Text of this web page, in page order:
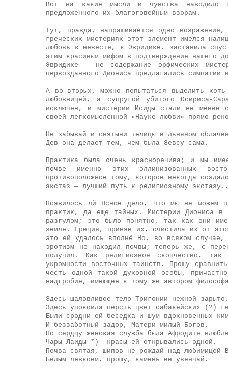
Вот на какие мысли и чувства наводило
предложенного их благоговейным взорам.
Тут, правда, напрашивается одно
греческих мистериях этот элемент имелся
любовь к невесте, к Эвридике, заставила
этим красивым мифом в подтверждение нашего
Эвридике — не содержание орфических
первозданного Диониса предлагались симпатии
А во-вторых, можно попытаться выделить
любовницей, а супругой убитого Осириса-
исключен, и мистерии Исиды стали не менее
своей легкомысленной «Науке любви» прямо
Не забывай и святыни телицы в льняном
Дев она делает тем, чем была Зевсу сама.
Практика была очень красноречива; и мы
почве именно этих эллинизованных
противоположное тому, которое некогда
экстаз — лучший путь к религиозному
Появилось лй Ясное дело, что мы не можем
практик, да еще тайных. Мистерии Диониса в
разгулом; это было понятно, так как они
земле. Греция, приняв их, очистила их от
это ей удалось вполнё Но, во всяком
эротизм не находил почвы; теперь же, с
получил. Как религиозное скопчество, так
укромности восточных таинств. Прошу
честь одной такой духовной особы,
надгробие, имеющее к тому же автором
Здесь шаловливое тело Тригонии нежной
Здесь упокоила персть цвет сабакейских (?)
Были сродни ей беседка и шум вдохновенных
И беззаботный задор, Матери милый Богов.
По сердцу женская служба была Афродите
Чары Лаиды *) -красы ей открывались одной.
Почва святая, шипов не рождай над любимицей
Белым левкоем, прошу, камень ее увенчай.